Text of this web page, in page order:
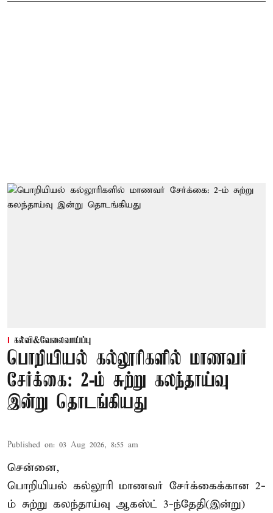
கல்வி&வேலைவாய்ப்பு
பொறியியல் கல்லூரிகளில் மாணவர்
சேர்க்கை: 2-ம் சுற்று கலந்தாய்வு
இன்று தொடங்கியது
Published on: 03 Aug 2026, 8:55 am
சென்னை,
பொறியியல் கல்லூரி மாணவர் சேர்க்கைக்கான 2-
ம் சுற்று கலந்தாய்வு ஆகஸ்ட் 3-ந்தேதி(இன்று)